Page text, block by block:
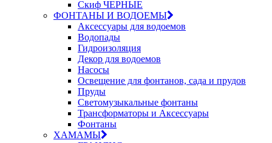
Скиф ЧЕРНЫЕ
ФОНТАНЫ И ВОДОЕМЫ
Аксессуары для водоемов
Водопады
Гидроизоляция
Декор для водоемов
Насосы
Освещение для фонтанов, сада и прудов
Пруды
Светомузыкальные фонтаны
Трансформаторы и Аксессуары
Фонтаны
ХАМАМЫ